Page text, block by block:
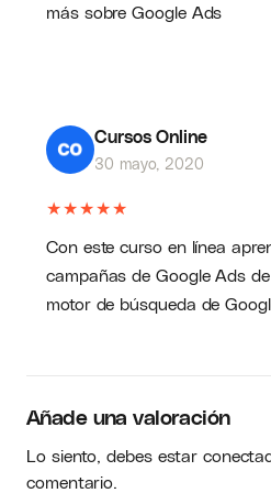
más sobre Google Ads
Cursos Online
30 mayo, 2020
★★★★★
Con este curso en línea
campañas de Google Ads
motor de búsqueda de
Añade una valoración
Lo siento, debes estar
comentario.